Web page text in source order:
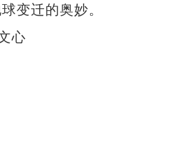
变迁的奥妙。
心